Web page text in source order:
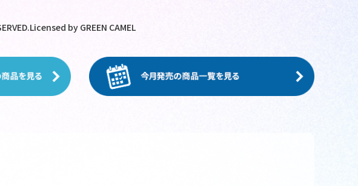
by GREEN CAMEL